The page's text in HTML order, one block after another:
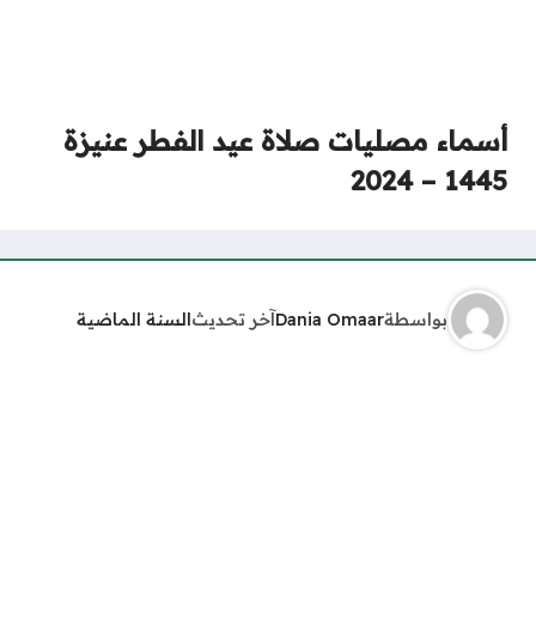
أسماء مصليات صلاة عيد الفطر عنيزة
1445 – 2024
بواسطةDania Omaarآخر تحديثالسنة الماضية